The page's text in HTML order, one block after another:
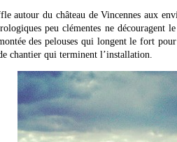
autour du château de Vincennes aux
peu clémentes ne découragent
des pelouses qui longent le fort
chantier qui terminent l’installation.